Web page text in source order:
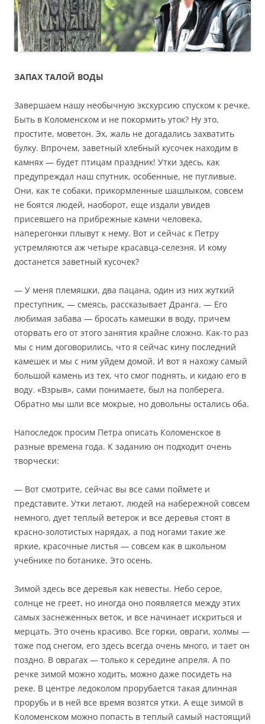
ЗАПАХ ТАЛОЙ ВОДЫ
Завершаем нашу необычную экскурсию спуском к речке.
Быть в Коломенском и не покормить уток? Ну это,
простите, моветон. Эх, жаль не догадались захватить
булку. Впрочем, заветный хлебный кусочек находим в
камнях — будет птицам праздник! Утки здесь, как
предупреждал наш спутник, особенные, не пугливые.
Они, как те собаки, прикормленные шашлыком, совсем
не боятся людей, наоборот, еще издали увидев
присевшего на прибрежные камни человека,
наперегонки плывут к нему. Вот и сейчас к Петру
устремляются аж четыре красавца-селезня. И кому
достанется заветный кусочек?
— У меня племяшки, два пацана, один из них жуткий
преступник, — смеясь, рассказывает Дранга. — Его
любимая забава — бросать камешки в воду, причем
оторвать его от этого занятия крайне сложно. Как-то раз
мы с ним договорились, что я сейчас кину последний
камешек и мы с ним уйдем домой. И вот я нахожу самый
большой камень из тех, что смог поднять, и кидаю его в
воду. «Взрыв», сами понимаете, был на полберега.
Обратно мы шли все мокрые, но довольны остались оба.
Напоследок просим Петра описать Коломенское в
разные времена года. К заданию он подходит очень
творчески:
— Вот смотрите, сейчас вы все сами поймете и
представите. Утки летают, людей на набережной совсем
немного, дует теплый ветерок и все деревья стоят в
красно-золотистых нарядах, а под ногами такие же
яркие, красочные листья — совсем как в школьном
учебнике по ботанике. Это осень.
Зимой здесь все деревья как невесты. Небо серое,
солнце не греет, но иногда оно появляется между этих
самых заснеженных веток, и все начинает искриться и
мерцать. Это очень красиво. Все горки, овраги, холмы —
тоже под снегом, его здесь всегда очень много, и тает он
поздно. В оврагах — только к середине апреля. А по
речке зимой можно ходить, можно даже посидеть на
реке. В центре ледоколом прорубается такая длинная
прорубь и в ней все время возятся утки. А еще зимой в
Коломенском можно попасть в теплый самый настоящий